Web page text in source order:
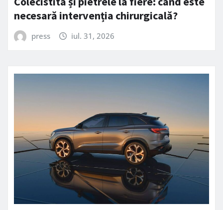
necesară intervenția chirurgicală?
press iul. 31, 2026